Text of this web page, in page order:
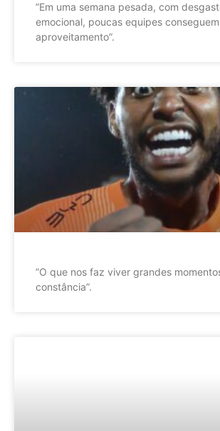
”Em uma semana pesada, com
emocional, poucas equipes
aproveitamento”.
”O que nos faz viver grandes
constância”.